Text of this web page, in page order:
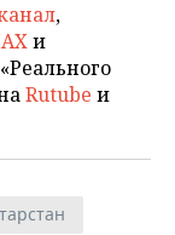
,
и
«Реального
Rutube и